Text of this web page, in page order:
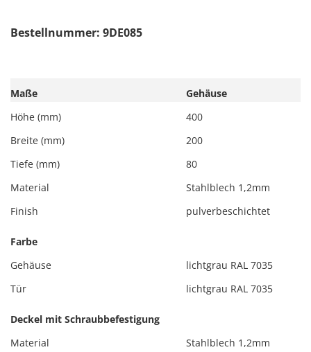
Bestellnummer: 9DE085
Maße
Gehäuse
Höhe (mm)
400
Breite (mm)
200
Tiefe (mm)
80
Material
Stahlblech 1,2mm
Finish
pulverbeschichtet
Farbe
Gehäuse
lichtgrau RAL 7035
Tür
lichtgrau RAL 7035
Deckel mit Schraubbefestigung
Material
Stahlblech 1,2mm